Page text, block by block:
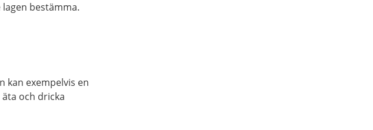
bestämma.
kan exempelvis en
och dricka